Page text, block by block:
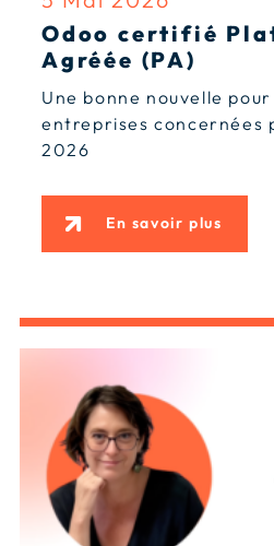
Odoo certifié
Agréée (PA)
Une bonne nouvelle
entreprises concernées
2026
En savoir plus